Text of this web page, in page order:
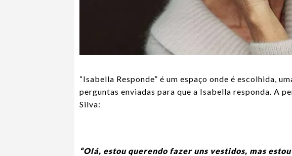
“Isabella Responde” é um espaço onde é escolhida,
perguntas enviadas para que a Isabella responda. A
Silva:
“Olá, estou querendo fazer uns vestidos, mas